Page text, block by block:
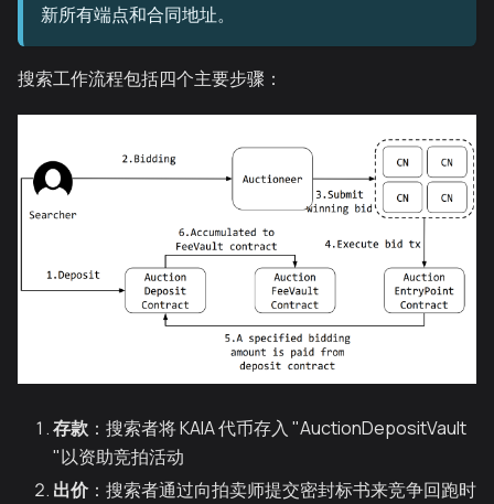
新所有端点和合同地址。
搜索工作流程包括四个主要步骤：
存款 ：搜索者将 KAIA 代币存入 "AuctionDepositVault
"以资助竞拍活动
出价：搜索者通过向拍卖师提交密封标书来竞争回跑时